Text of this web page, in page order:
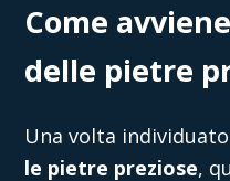
Come
delle pietre
Una volta
le pietre preziose,